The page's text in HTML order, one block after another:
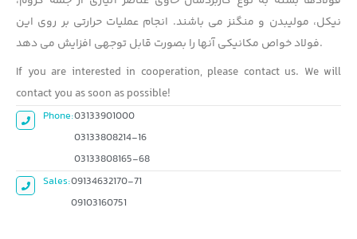
نیکل، مولیبدن و منگنز می باشند. انجام عملیات حرارتی بر روی این
فولاد خواص مکانیکی آنها را بصورت قابل توجهی افزایش می دهد.
If you are interested in cooperation, please contact us. We will
contact you as soon as possible!
Phone:03133901000
03133808214-16
03133808165-68
Sales:09134632170-71
09103160751